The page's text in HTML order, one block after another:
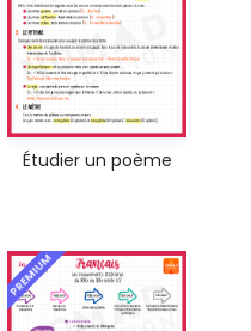
Étudier un poème
PREMIUM